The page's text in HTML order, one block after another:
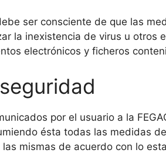
ser consciente de que las
la inexistencia de virus u
electrónicos y ficheros
por el usuario a la
ésta todas las medidas
mismas de acuerdo con lo